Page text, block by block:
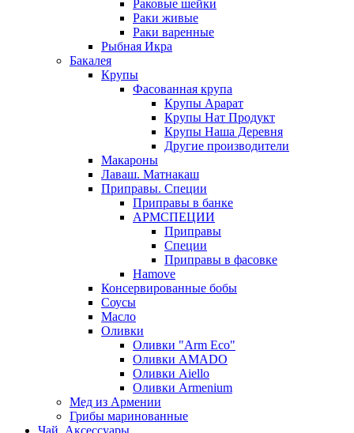
Раковые шейки
Раки живые
Раки варенные
Рыбная Икра
Бакалея
Крупы
Фасованная крупа
Крупы Арарат
Крупы Нат Продукт
Крупы Наша Деревня
Другие производители
Макароны
Лаваш. Матнакаш
Приправы. Специи
Приправы в банке
АРМСПЕЦИИ
Приправы
Специи
Приправы в фасовке
Hamove
Консервированные бобы
Соусы
Масло
Оливки
Оливки "Arm Eco"
Оливки AMADO
Оливки Aiello
Оливки Armenium
Мед из Армении
Грибы маринованные
Чай. Аксессуары